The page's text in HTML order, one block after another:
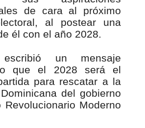
de cara al próximo
al postear una
él con el año 2028.
escribió un mensaje
que el 2028 será el
para rescatar a la
del gobierno
Revolucionario Moderno